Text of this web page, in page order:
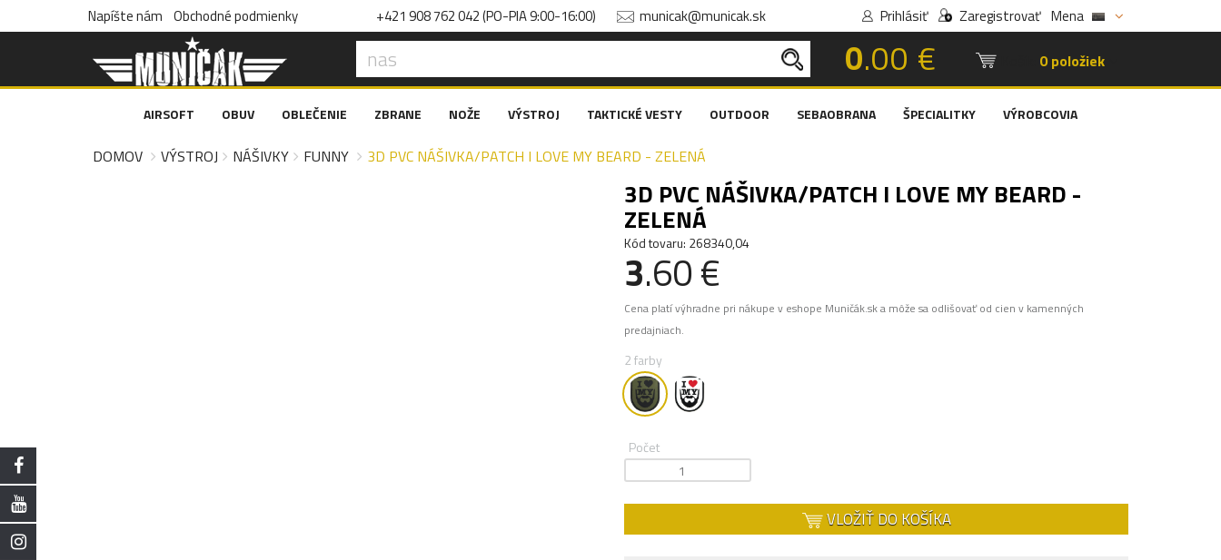
Napíšte nám Obchodné podmienky +421 908 762 042 (PO-PIA 9:00-16:00) municak@municak.sk Prihlásiť Zaregistrovať Mena
0.00 € 0 položiek
AIRSOFT OBUV OBLEČENIE ZBRANE NOŽE VÝSTROJ TAKTICKÉ VESTY OUTDOOR SEBAOBRANA ŠPECIALITKY VÝROBCOVIA
DOMOV VÝSTROJ NÁŠIVKY FUNNY 3D PVC NÁŠIVKA/PATCH I LOVE MY BEARD - ZELENÁ
3D PVC NÁŠIVKA/PATCH I LOVE MY BEARD -
ZELENÁ
Kód tovaru: 268340,04
3.60 €
Cena platí výhradne pri nákupe v eshope Muničák.sk a môže sa odlišovať od cien v kamenných
predajniach.
2 farby
Počet
VLOŽIŤ DO KOŠÍKA